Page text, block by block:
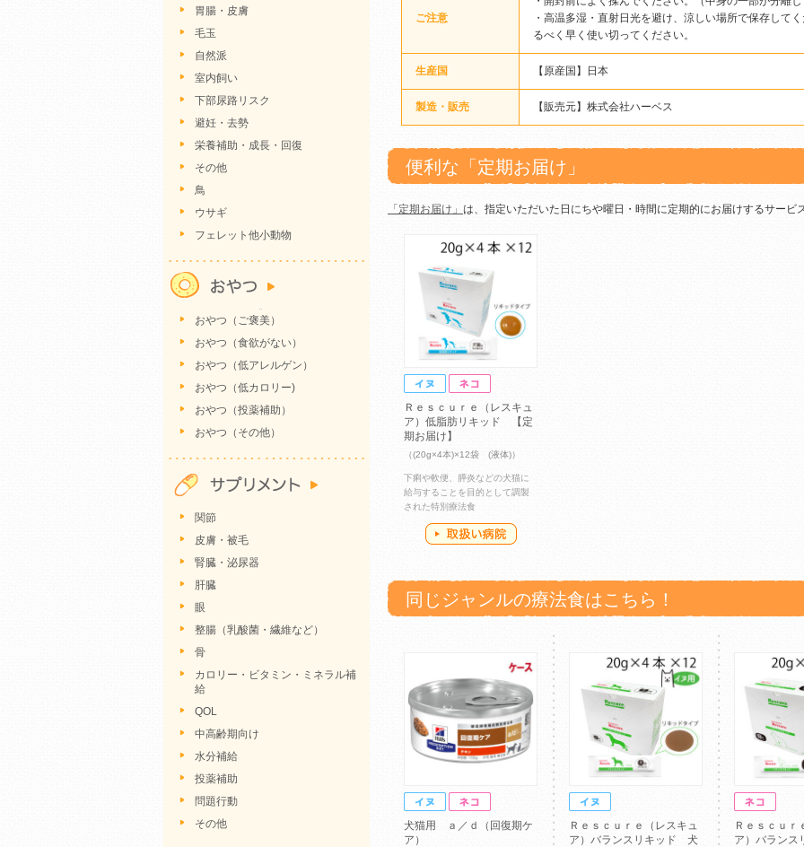
ご注意
・高温多湿・直射日光を避け、涼しい場所で保存して
るべく早く使い切ってください。
生産国 【原産国】日本
製造・販売 【販売元】株式会社ハーベス
便利な「定期お届け」
「定期お届け」 は、指定いただいた日にちや曜日・時間に定期的にお届けするサービ
Ｒｅｓｃｕｒｅ（レスキュ
ア）低脂肪リキッド 【定
期お届け】
（(20g×4本)×12袋 (液体)）
下痢や軟便、膵炎などの犬猫に
給与することを目的として調製
された特別療法食
同じジャンルの療法食はこちら！
犬猫用 ａ／ｄ（回復期ケ
ア）
Ｒｅｓｃｕｒｅ（レスキュ
ア）バランスリキッド 犬
Ｒｅｓｃｕｒ
ア）バラン
胃腸・皮膚
毛玉
自然派
室内飼い
下部尿路リスク
避妊・去勢
栄養補助・成長・回復
その他
鳥
ウサギ
フェレット他小動物
おやつ（ご褒美）
おやつ（食欲がない）
おやつ（低アレルゲン）
おやつ（低カロリー)
おやつ（投薬補助）
おやつ（その他）
関節
皮膚・被毛
腎臓・泌尿器
肝臓
眼
整腸（乳酸菌・繊維など）
骨
カロリー・ビタミン・ミネラル補
給
QOL
中高齢期向け
水分補給
投薬補助
問題行動
その他